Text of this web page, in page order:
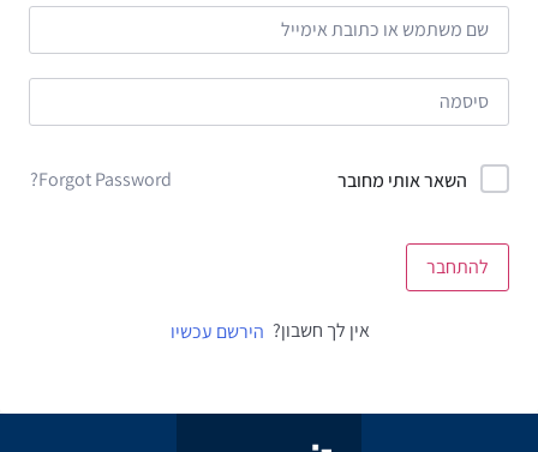
השאר אותי מחובר Forgot Password?
להתחבר
אין לך חשבון? הירשם עכשיו